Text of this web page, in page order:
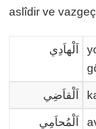
aslîdir ve
اَلْهاَدِي
اَلْقاَضِي
اَلْمُحاَمِي